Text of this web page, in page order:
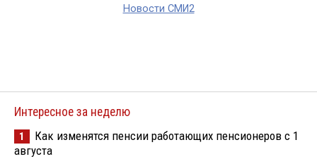
Новости СМИ2
Интересное за неделю
1
Как изменятся пенсии работающих пенсионеров с 1
августа